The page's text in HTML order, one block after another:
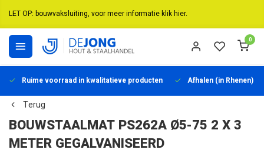
LET OP: bouwvaksluiting, voor meer informatie klik hier.
0
Ruime voorraad in kwalitatieve producten Afhalen (in Rhenen)
Terug
BOUWSTAALMAT PS262A Ø5-75 2 X 3
METER GEGALVANISEERD